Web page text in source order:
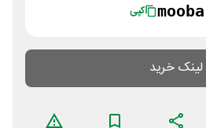
کپی
لینک خرید